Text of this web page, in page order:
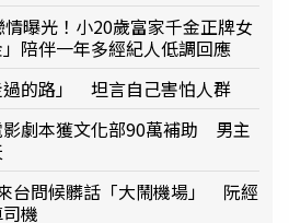
曝光！小20歲富家千金正牌女
陪伴一年多經紀人低調回應
過的路」 坦言自己害怕人群
影劇本獲文化部90萬補助 男主
台問候髒話「大鬧機場」 阮經
機